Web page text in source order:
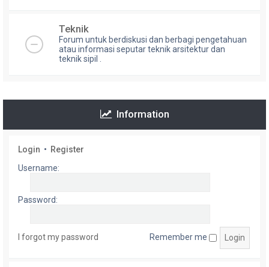
Teknik
Forum untuk berdiskusi dan berbagi pengetahuan
atau informasi seputar teknik arsitektur dan
teknik sipil .
Information
Login • Register
Username:
Password:
I forgot my password Remember me